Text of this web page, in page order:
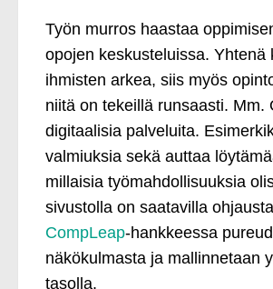
Työn murros haastaa
opojen keskusteluissa.
ihmisten arkea, siis myös
niitä on tekeillä runsaasti.
digitaalisia palveluita.
valmiuksia sekä auttaa
millaisia työmahdollisuuksia
sivustolla on saatavilla
CompLeap-hankkeessa
näkökulmasta ja mallinnetaan
tasolla.